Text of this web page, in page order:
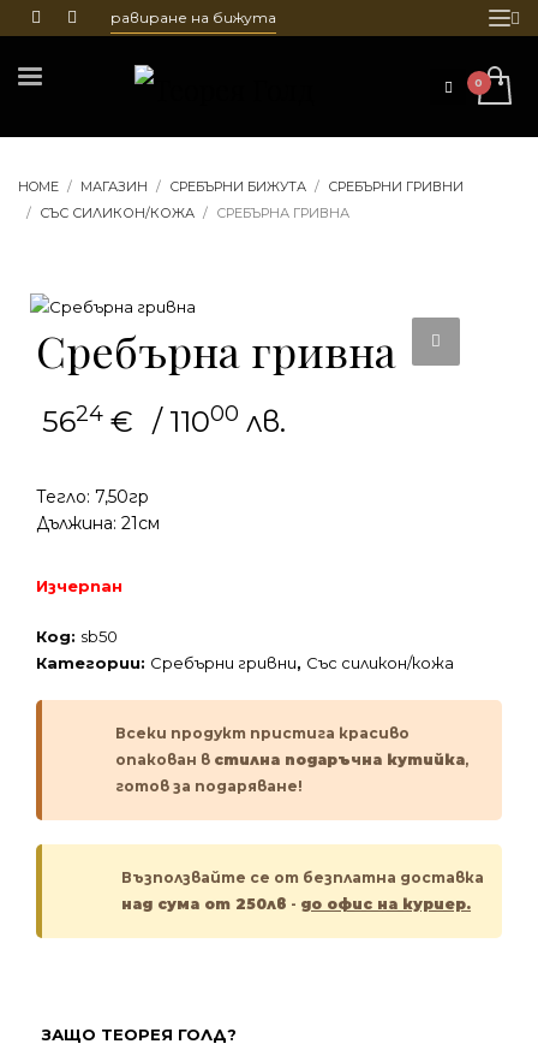
и гравиране на бижута
HOME МАГАЗИН СРЕБЪРНИ БИЖУТА
СРЕБЪРНИ ГРИВНИ
СЪС СИЛИКОН/КОЖА
СРЕБЪРНА ГРИВНА
Сребърна гривна
5624 € / 11000 лв.
Тегло: 7,50гр
Дължина: 21см
Изчерпан
Код: sb50
Категории: Сребърни гривни, Със силикон/кожа
Всеки продукт пристига красиво
опакован в стилна подаръчна кутийка,
готов за подаряване!
Възползвайте се от безплатна доставка
над сума от 250лв - до офис на куриер.
ЗАЩО ТЕОРЕЯ ГОЛД?